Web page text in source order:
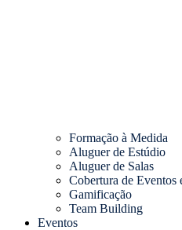
Formação à Medida
Aluguer de Estúdio
Aluguer de Salas
Cobertura de Eventos
Gamificação
Team Building
Eventos